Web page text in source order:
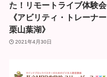
た！リモートライブ体験会
《アビリティ・トレーナー
栗山葉湖》
2021年4月30日